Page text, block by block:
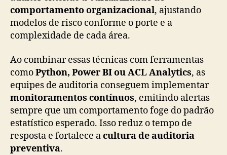
comportamento organizacional, ajustando
modelos de risco conforme o porte e a
complexidade de cada área.
Ao combinar essas técnicas com ferramentas
comoPython, Power BI ou ACL Analytics, as
equipes de auditoria conseguem implementar
monitoramentos contínuos, emitindo alertas
sempre que um comportamento foge do padrão
estatístico esperado. Isso reduz o tempo de
resposta e fortalece acultura de auditoria
preventiva.